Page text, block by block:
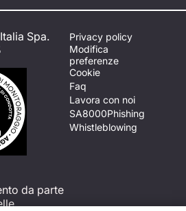
Spa.
da parte
Privacy policy
Modifica
preferenze
Cookie
Faq
Lavora con noi
SA8000Phishing
Whistleblowing